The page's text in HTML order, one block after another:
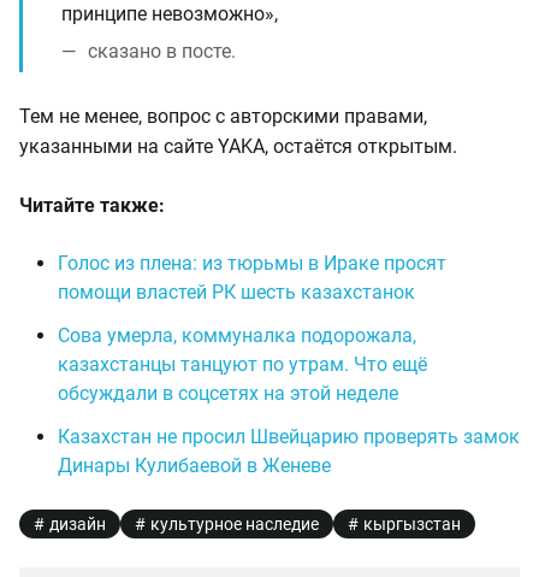
принципе невозможно»,
сказано в посте.
Тем не менее, вопрос с авторскими правами,
указанными на сайте YAKA, остаётся открытым.
Читайте также:
Голос из плена: из тюрьмы в Ираке просят
помощи властей РК шесть казахстанок
Сова умерла, коммуналка подорожала,
казахстанцы танцуют по утрам. Что ещё
обсуждали в соцсетях на этой неделе
Казахстан не просил Швейцарию проверять замок
Динары Кулибаевой в Женеве
дизайн культурное наследие кыргызстан